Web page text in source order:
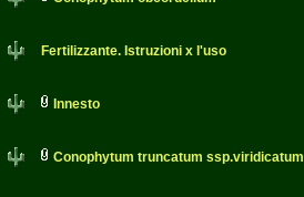
Fertilizzante. Istruzioni x l'uso
Innesto
Conophytum truncatum ssp.viridicatum